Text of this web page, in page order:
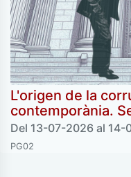
L'origen de la
contemporània.
Del 13-07-2026 al 14-
PG02